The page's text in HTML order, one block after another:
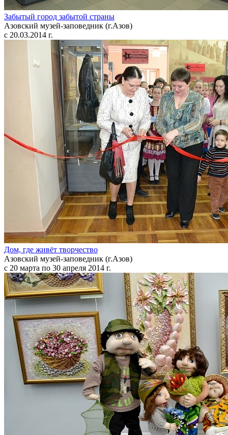
Забытый город забытой страны
Азовский музей-заповедник (г.Азов)
с 20.03.2014 г.
Дом, где живёт творчество
Азовский музей-заповедник (г.Азов)
с 20 марта по 30 апреля 2014 г.